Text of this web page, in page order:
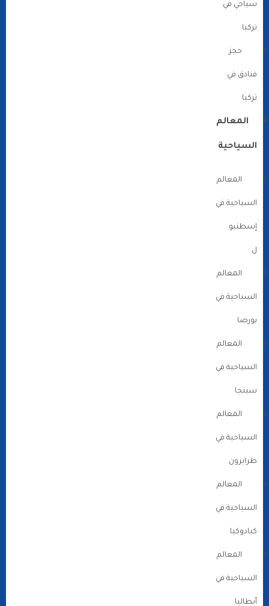
سياحي في
تركيا
حجز
فنادق في
تركيا
المعالم
السياحية
المعالم
السياحية في
إسطنبو
ل
المعالم
السياحية في
بورصا
المعالم
السياحية في
سبنجا
المعالم
السياحية في
طرابزون
المعالم
السياحية في
كبادوكيا
المعالم
السياحية في
أنطاليا